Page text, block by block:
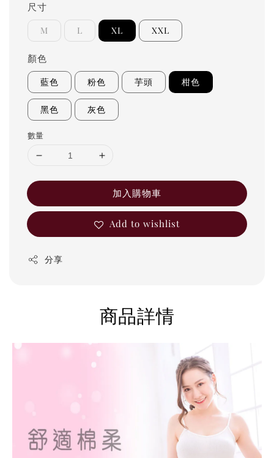
尺寸
M L XL XXL
顏色
藍色 粉色 芋頭 柑色
黑色 灰色
數量
加入購物車
Add to wishlist
分享
商品詳情